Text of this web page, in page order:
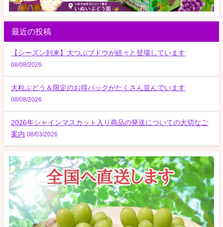
最近の投稿
【シーズン到来】大つぶブドウが続々と登場しています
08/08/2026
大粒ぶどう＆限定のお得パックがたくさん並んでいます
08/08/2026
2026年シャインマスカット入り商品の発送についての大切なご
案内 08/03/2026